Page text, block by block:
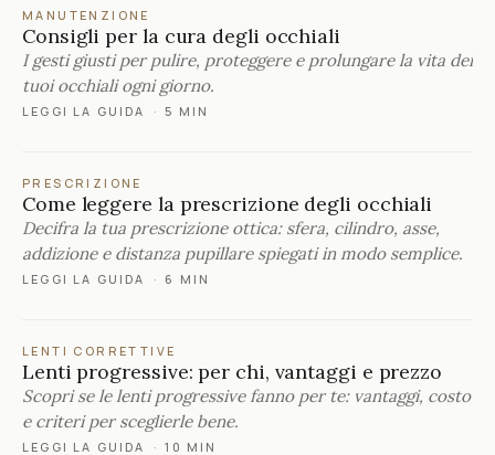
MANUTENZIONE
Consigli per la cura degli occhiali
I gesti giusti per pulire, proteggere e prolungare la vita dei
tuoi occhiali ogni giorno.
LEGGI LA GUIDA · 5 MIN
PRESCRIZIONE
Come leggere la prescrizione degli occhiali
Decifra la tua prescrizione ottica: sfera, cilindro, asse,
addizione e distanza pupillare spiegati in modo semplice.
LEGGI LA GUIDA · 6 MIN
LENTI CORRETTIVE
Lenti progressive: per chi, vantaggi e prezzo
Scopri se le lenti progressive fanno per te: vantaggi, costo
e criteri per sceglierle bene.
LEGGI LA GUIDA · 10 MIN